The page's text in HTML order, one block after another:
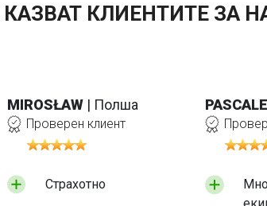
КЛИЕНТИТЕ ЗА
MIROSŁAW | Полша
Проверен клиент
Страхотно
PASCALE